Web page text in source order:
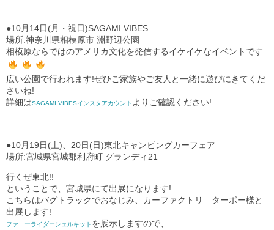
●10月14日(月・祝日)SAGAMI VIBES
場所:神奈川県相模原市 淵野辺公園
相模原ならではのアメリカ文化を発信するイケイケなイベントです
広い公園で行われます!ぜひご家族やご友人と一緒に遊びにきてくだ
さいね!
詳細はSAGAMI VIBESインスタアカウント よりご確認ください!
●10月19日(土)、20日(日)東北キャンピングカーフェア
場所:宮城県宮城郡利府町 グランディ21
行くぜ東北!!
ということで、宮城県にて出展になります!
こちらはバグトラックでおなじみ、カーファクトリ―ターボー様と
出展します!
ファニーライダーシェルキット を展示しますので、